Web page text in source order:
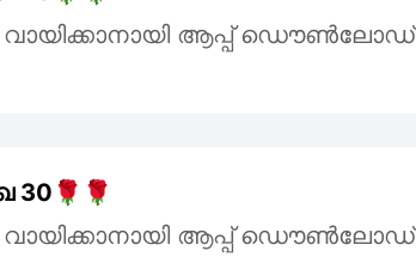
ആപ്പ് ഡൌൺലോഡ്
30🌹🌹
ആപ്പ് ഡൌൺലോഡ്